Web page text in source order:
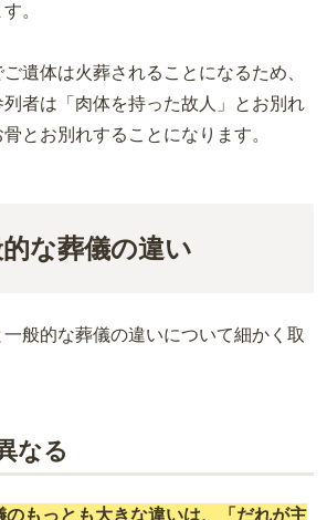
。
遺体は火葬されることになるため、
者は「肉体を持った故人」とお別れ
とお別れすることになります。
な葬儀の違い
般的な葬儀の違いについて細かく取
なる
のもっとも大きな違いは、「だれが主